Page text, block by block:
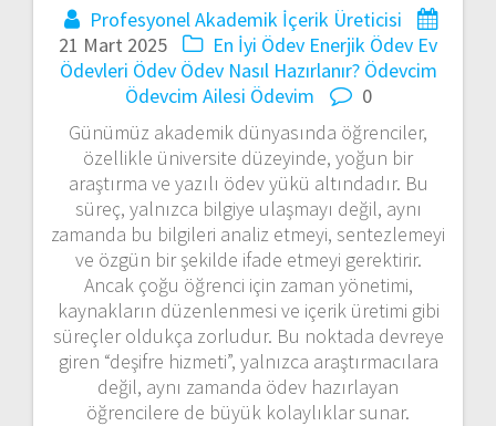
Profesyonel Akademik İçerik Üreticisi
21 Mart 2025
En İyi Ödev Enerjik Ödev Ev
Ödevleri Ödev Ödev Nasıl Hazırlanır? Ödevcim
Ödevcim Ailesi Ödevim
0
Günümüz akademik dünyasında öğrenciler,
özellikle üniversite düzeyinde, yoğun bir
araştırma ve yazılı ödev yükü altındadır. Bu
süreç, yalnızca bilgiye ulaşmayı değil, aynı
zamanda bu bilgileri analiz etmeyi, sentezlemeyi
ve özgün bir şekilde ifade etmeyi gerektirir.
Ancak çoğu öğrenci için zaman yönetimi,
kaynakların düzenlenmesi ve içerik üretimi gibi
süreçler oldukça zorludur. Bu noktada devreye
giren “deşifre hizmeti”, yalnızca araştırmacılara
değil, aynı zamanda ödev hazırlayan
öğrencilere de büyük kolaylıklar sunar.